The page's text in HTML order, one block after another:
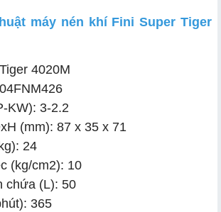
máy nén khí Fini Super Tiger
4020M
KW): 3-2.2
(mm): 87 x 35 x 71
24
(kg/cm2): 10
chứa (L): 50
365